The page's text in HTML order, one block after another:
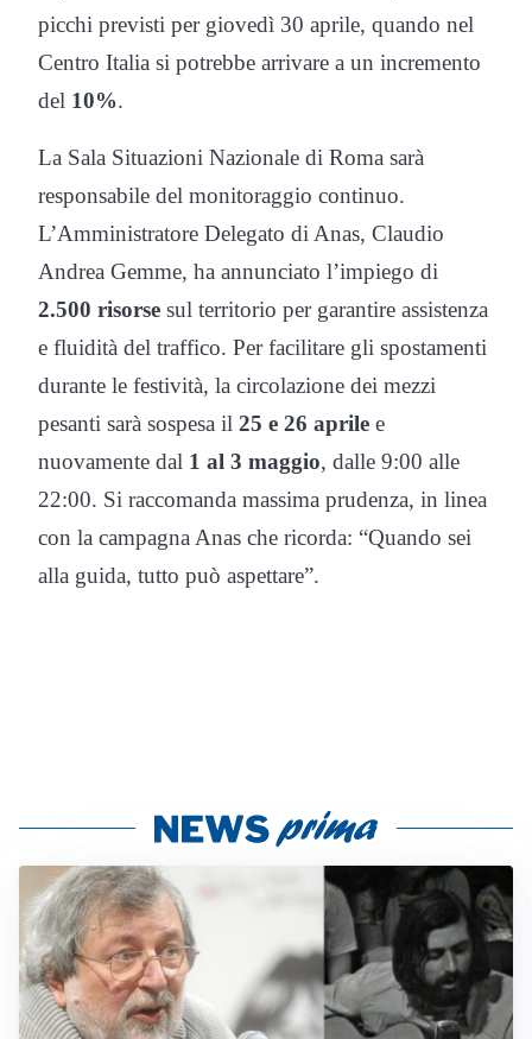
picchi previsti per giovedì 30 aprile, quando nel
Centro Italia si potrebbe arrivare a un incremento
del 10%.
La Sala Situazioni Nazionale di Roma sarà
responsabile del monitoraggio continuo.
L’Amministratore Delegato di Anas, Claudio
Andrea Gemme, ha annunciato l’impiego di
2.500 risorse sul territorio per garantire assistenza
e fluidità del traffico. Per facilitare gli spostamenti
durante le festività, la circolazione dei mezzi
pesanti sarà sospesa il 25 e 26 aprile e
nuovamente dal 1 al 3 maggio, dalle 9:00 alle
22:00. Si raccomanda massima prudenza, in linea
con la campagna Anas che ricorda: “Quando sei
alla guida, tutto può aspettare”.